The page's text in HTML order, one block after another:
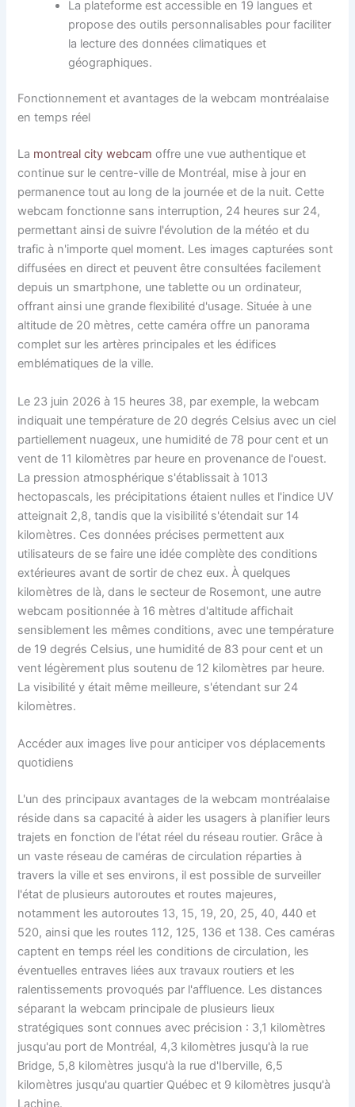
La plateforme est accessible en 19 langues et
propose des outils personnalisables pour faciliter
la lecture des données climatiques et
géographiques.
Fonctionnement et avantages de la webcam montréalaise
en temps réel
La montreal city webcam offre une vue authentique et
continue sur le centre-ville de Montréal, mise à jour en
permanence tout au long de la journée et de la nuit. Cette
webcam fonctionne sans interruption, 24 heures sur 24,
permettant ainsi de suivre l'évolution de la météo et du
trafic à n'importe quel moment. Les images capturées sont
diffusées en direct et peuvent être consultées facilement
depuis un smartphone, une tablette ou un ordinateur,
offrant ainsi une grande flexibilité d'usage. Située à une
altitude de 20 mètres, cette caméra offre un panorama
complet sur les artères principales et les édifices
emblématiques de la ville.
Le 23 juin 2026 à 15 heures 38, par exemple, la webcam
indiquait une température de 20 degrés Celsius avec un ciel
partiellement nuageux, une humidité de 78 pour cent et un
vent de 11 kilomètres par heure en provenance de l'ouest.
La pression atmosphérique s'établissait à 1013
hectopascals, les précipitations étaient nulles et l'indice UV
atteignait 2,8, tandis que la visibilité s'étendait sur 14
kilomètres. Ces données précises permettent aux
utilisateurs de se faire une idée complète des conditions
extérieures avant de sortir de chez eux. À quelques
kilomètres de là, dans le secteur de Rosemont, une autre
webcam positionnée à 16 mètres d'altitude affichait
sensiblement les mêmes conditions, avec une température
de 19 degrés Celsius, une humidité de 83 pour cent et un
vent légèrement plus soutenu de 12 kilomètres par heure.
La visibilité y était même meilleure, s'étendant sur 24
kilomètres.
Accéder aux images live pour anticiper vos déplacements
quotidiens
L'un des principaux avantages de la webcam montréalaise
réside dans sa capacité à aider les usagers à planifier leurs
trajets en fonction de l'état réel du réseau routier. Grâce à
un vaste réseau de caméras de circulation réparties à
travers la ville et ses environs, il est possible de surveiller
l'état de plusieurs autoroutes et routes majeures,
notamment les autoroutes 13, 15, 19, 20, 25, 40, 440 et
520, ainsi que les routes 112, 125, 136 et 138. Ces caméras
captent en temps réel les conditions de circulation, les
éventuelles entraves liées aux travaux routiers et les
ralentissements provoqués par l'affluence. Les distances
séparant la webcam principale de plusieurs lieux
stratégiques sont connues avec précision : 3,1 kilomètres
jusqu'au port de Montréal, 4,3 kilomètres jusqu'à la rue
Bridge, 5,8 kilomètres jusqu'à la rue d'Iberville, 6,5
kilomètres jusqu'au quartier Québec et 9 kilomètres jusqu'à
Lachine.